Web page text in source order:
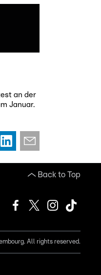
an der
Januar.
Back to Top
All rights reserved.